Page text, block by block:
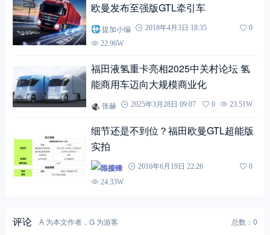
欧曼发布至强版GTL牵引车
提加小编 2018年4月3日 18:35
0
22.96W
福田液氢重卡亮相2025中关村论坛 氢
能商用车迈向大规模商业化
张赫 2025年3月28日 09:07 0 23.51W
细节还是不到位？福田欧曼GTL超能版
实拍
陈接锋 2016年6月19日 22:26
0
24.33W
评论 A 为本文作者，G 为游客 总数：0